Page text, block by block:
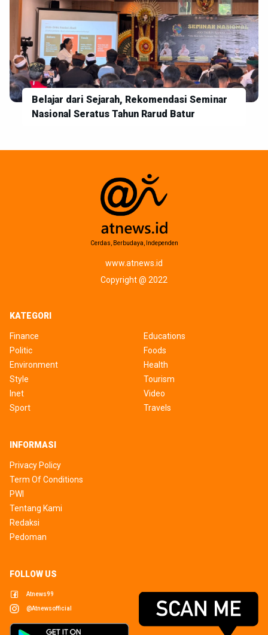
Belajar dari Sejarah, Rekomendasi Seminar
Nasional Seratus Tahun Rarud Batur
Cerdas, Berbudaya, Independen
www.atnews.id
Copyright @ 2022
KATEGORI
Finance
Politic
Environment
Style
Inet
Sport
Educations
Foods
Health
Tourism
Video
Travels
INFORMASI
Privacy Policy
Term Of Conditions
PWI
Tentang Kami
Redaksi
Pedoman
FOLLOW US
Atnews99
@atnewsofficial